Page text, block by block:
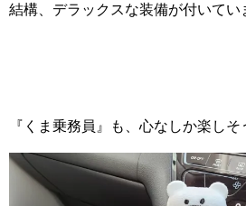
結構、デラックスな装備が付いてい
『くま乗務員』も、心なしか楽しそ